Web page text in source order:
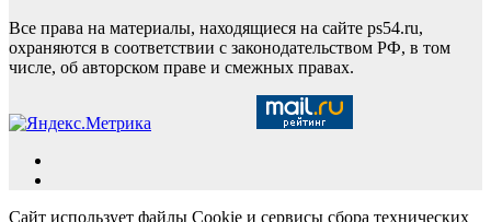
Все права на материалы, находящиеся на сайте ps54.ru,
охраняются в соответствии с законодательством РФ, в том
числе, об авторском праве и смежных правах.
Сайт использует файлы Cookie и сервисы сбора технических